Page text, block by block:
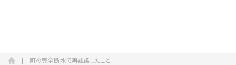
町の完全断水で再認識したこと